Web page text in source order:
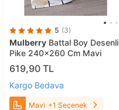
5 (3)
Mulberry Battal Boy Desenli
Pike 240x260 Cm Mavi
619,90 TL
Kargo Bedava
Mavi +1 Seçenek